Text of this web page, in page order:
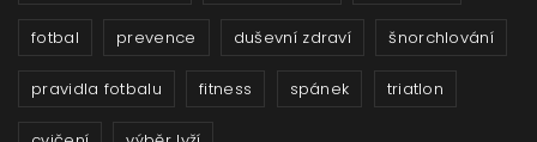
fotbal prevence duševní zdraví šnorchlování
pravidla fotbalu fitness spánek triatlon